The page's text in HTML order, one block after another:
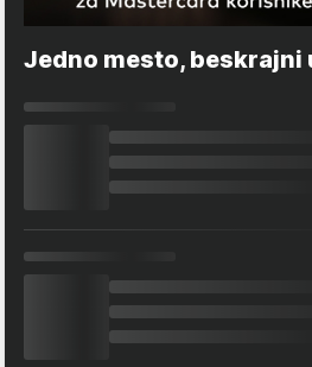
Jedno mesto, beskrajni